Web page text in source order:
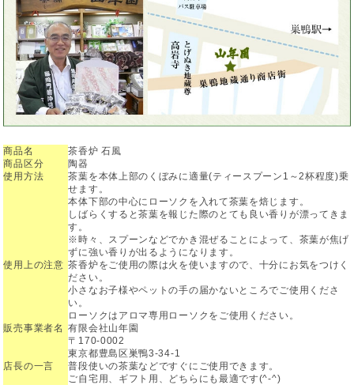
商品名
茶香炉 石風
商品区分
陶器
使用方法
茶葉を本体上部のくぼみに適量(ティースプーン1～2杯程度)乗
せます。
本体下部の中心にローソクを入れて茶葉を焙じます。
しばらくすると茶葉を報じた際のとても良い香りが漂ってきま
す。
※時々、スプーンなどでかき混ぜることによって、茶葉が焦げ
ずに強い香りが出るようになります。
使用上の注意 茶香炉をご使用の際は火を使いますので、十分にお気をつけく
ださい。
小さなお子様やペットの手の届かないところでご使用くださ
い。
ローソクはアロマ専用ローソクをご使用ください。
販売事業者名
有限会社山年園
〒170-0002
東京都豊島区巣鴨3-34-1
店長の一言
普段使いの茶葉などですぐにご使用できます。
ご自宅用、ギフト用、どちらにも最適です(^-^)